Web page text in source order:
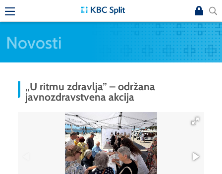
Novosti
„U ritmu zdravlja” – održana
javnozdravstvena akcija